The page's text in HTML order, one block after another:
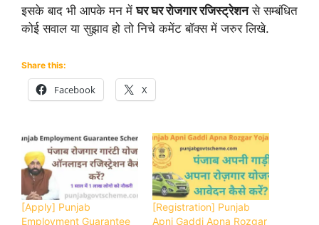
इसके बाद भी आपके मन मेंघर घर रोजगार रजिस्ट्रेशनसे सम्बंधित
कोई सवाल या सुझाव हो तो निचे कमेंट बॉक्स में जरुर लिखे.
Share this:
Facebook X
[Apply] Punjab
Employment Guarantee
[Registration] Punjab
Apni Gaddi Apna Rozgar